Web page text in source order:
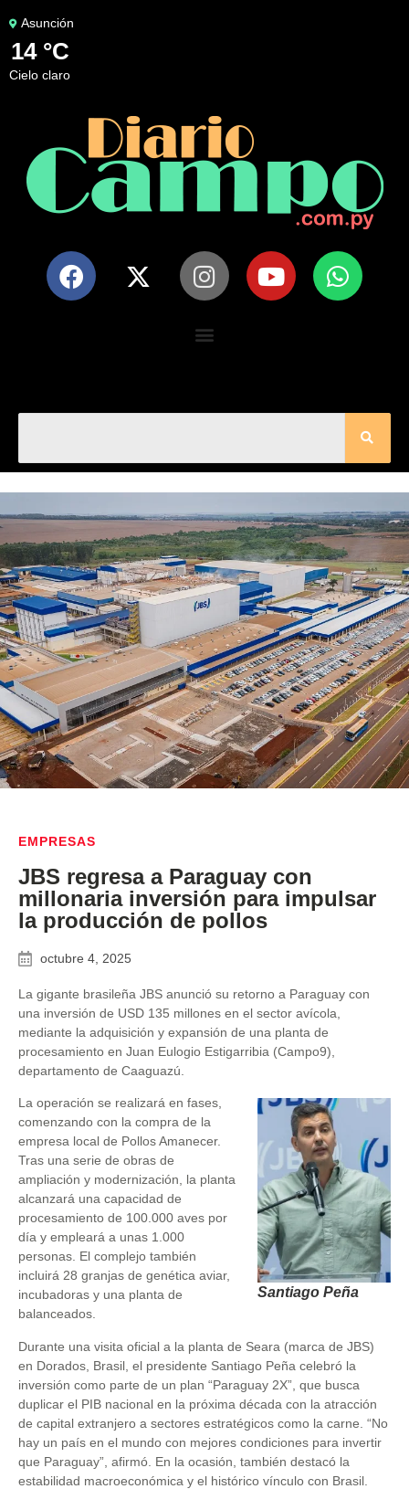
Asunción
14 °C
cielo claro
EMPRESAS
JBS regresa a Paraguay con
millonaria inversión para impulsar
la producción de pollos
octubre 4, 2025
La gigante brasileña JBS anunció su retorno a Paraguay con
una inversión de USD 135 millones en el sector avícola,
mediante la adquisición y expansión de una planta de
procesamiento en Juan Eulogio Estigarribia (Campo9),
departamento de Caaguazú.
Santiago Peña
La operación se realizará en fases,
comenzando con la compra de la
empresa local de Pollos Amanecer.
Tras una serie de obras de
ampliación y modernización, la planta
alcanzará una capacidad de
procesamiento de 100.000 aves por
día y empleará a unas 1.000
personas. El complejo también
incluirá 28 granjas de genética aviar,
incubadoras y una planta de
balanceados.
Durante una visita oficial a la planta de Seara (marca de JBS)
en Dorados, Brasil, el presidente Santiago Peña celebró la
inversión como parte de un plan “Paraguay 2X”, que busca
duplicar el PIB nacional en la próxima década con la atracción
de capital extranjero a sectores estratégicos como la carne. “No
hay un país en el mundo con mejores condiciones para invertir
que Paraguay”, afirmó. En la ocasión, también destacó la
estabilidad macroeconómica y el histórico vínculo con Brasil.